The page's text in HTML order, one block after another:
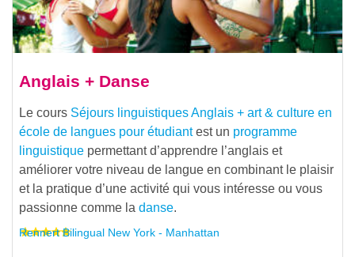
Anglais + Danse
Le cours Séjours linguistiques Anglais + art & culture en
école de langues pour étudiantest un programme
linguistique permettant d’apprendre l’anglais et
améliorer votre niveau de langue en combinant le plaisir
et la pratique d’une activité qui vous intéresse ou vous
passionne comme la danse.
Rennert Bilingual New York - Manhattan